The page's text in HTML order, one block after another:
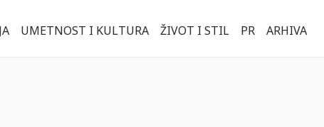
UMETNOST I KULTURA ŽIVOT I STIL PR ARHIVA